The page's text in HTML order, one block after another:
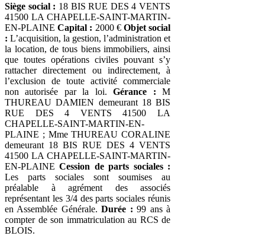
Siège social : 18 BIS RUE DES 4 VENTS
41500 LA CHAPELLE-SAINT-MARTIN-
EN-PLAINECapital : 2000 € Objet social
: L’acquisition, la gestion, l’administration et
la location, de tous biens immobiliers, ainsi
que toutes opérations civiles pouvant s’y
rattacher directement ou indirectement, à
l’exclusion de toute activité commerciale
non autorisée par la loi.Gérance : M
THUREAU DAMIEN demeurant 18 BIS
RUE DES 4 VENTS 41500 LA
CHAPELLE-SAINT-MARTIN-EN-
PLAINE ; Mme THUREAU CORALINE
demeurant 18 BIS RUE DES 4 VENTS
41500 LA CHAPELLE-SAINT-MARTIN-
EN-PLAINECession de parts sociales :
Les parts sociales sont soumises au
préalable à agrément des associés
représentant les 3/4 des parts sociales réunis
en Assemblée Générale.Durée : 99 ans à
compter de son immatriculation au RCS de
BLOIS.